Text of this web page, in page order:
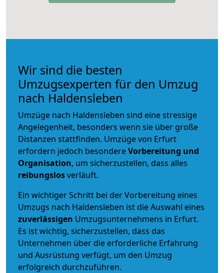
Wir sind die besten
Umzugsexperten für den Umzug
nach Haldensleben
Umzüge nach Haldensleben sind eine stressige
Angelegenheit, besonders wenn sie über große
Distanzen stattfinden. Umzüge von Erfurt
erfordern jedoch besondereVorbereitung und
Organisation, um sicherzustellen, dass alles
reibungslosverläuft.
Ein wichtiger Schritt bei der Vorbereitung eines
Umzugs nach Haldensleben ist die Auswahl eines
zuverlässigen Umzugsunternehmens in Erfurt.
Es ist wichtig, sicherzustellen, dass das
Unternehmen über die erforderliche Erfahrung
und Ausrüstung verfügt, um den Umzug
erfolgreich durchzuführen.